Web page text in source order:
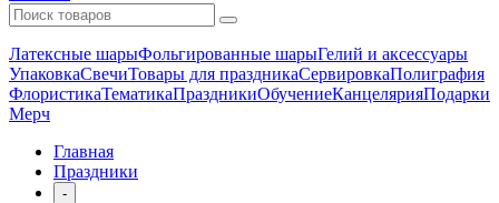
Латексные шарыФольгированные шарыГелий и аксессуары
УпаковкаСвечиТовары для праздникаСервировкаПолиграфия
ФлористикаТематикаПраздникиОбучениеКанцелярияПодарки
Мерч
Главная
Праздники
-